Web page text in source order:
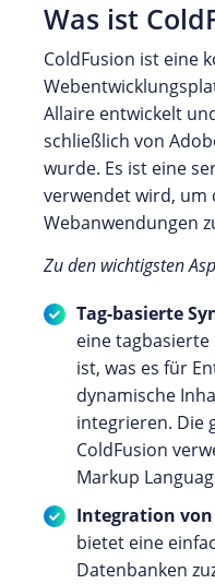
Was ist
ColdFusion ist eine
Allaire entwickelt
schließlich von
wurde. Es ist eine
verwendet wird, um
Webanwendungen
Zu den wichtigsten
Tag-basierte
eine tagbasierte
ist, was es für
dynamische
integrieren. Die
ColdFusion
Markup
Integration
bietet eine
Datenbanken